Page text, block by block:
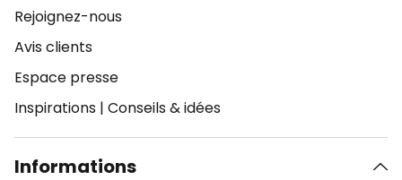
Rejoignez-nous
Avis clients
Espace presse
Inspirations | Conseils & idées
Informations